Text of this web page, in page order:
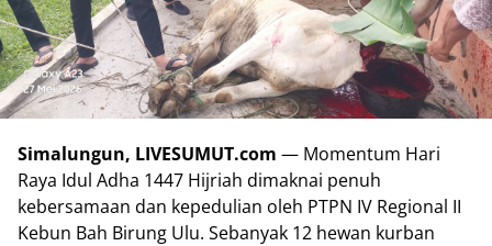
Simalungun, LIVESUMUT.com — Momentum Hari
Raya Idul Adha 1447 Hijriah dimaknai penuh
kebersamaan dan kepedulian oleh PTPN IV Regional II
Kebun Bah Birung Ulu. Sebanyak 12 hewan kurban